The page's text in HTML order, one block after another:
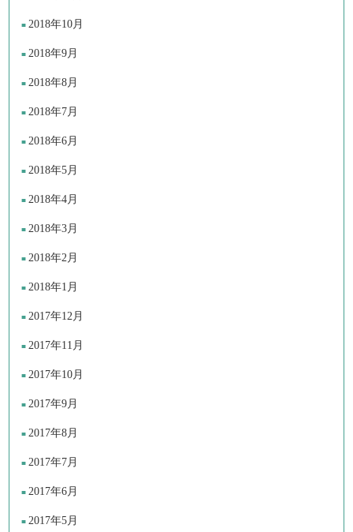
2018年10月
2018年9月
2018年8月
2018年7月
2018年6月
2018年5月
2018年4月
2018年3月
2018年2月
2018年1月
2017年12月
2017年11月
2017年10月
2017年9月
2017年8月
2017年7月
2017年6月
2017年5月